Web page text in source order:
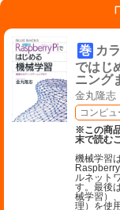
「
巻 カ
ではじ
ニング
金丸隆志
コンピュ
※この商
末で読む
機械学習
ルネット
す。最後
械学習）
理）を使